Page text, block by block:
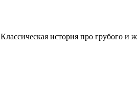
история про грубого и